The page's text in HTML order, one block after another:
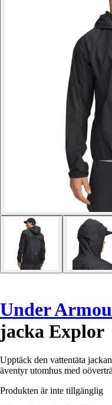
Under
jacka Explor
Upptäck den vattentäta
äventyr utomhus med
Produkten är inte tillgänglig